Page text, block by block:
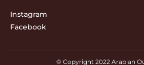
Instagram
Facebook
© Copyright 2022 Arabian